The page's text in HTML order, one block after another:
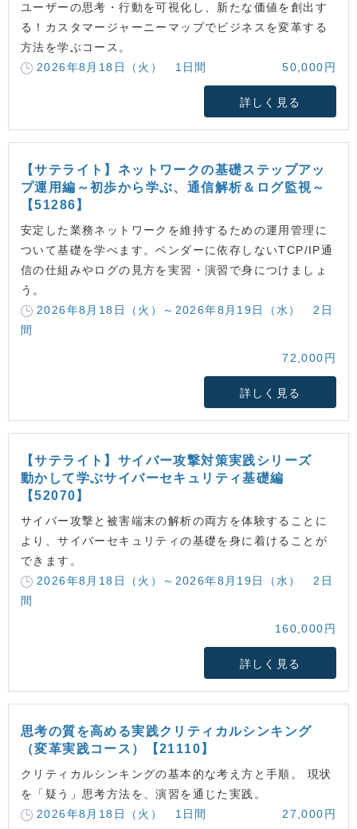
ユーザーの思考・行動を可視化し、新たな価値を創出す
る！カスタマージャーニーマップでビジネスを変革する
方法を学ぶコース。
2026年8月18日（火） 1日間
50,000円
詳しく見る
【サテライト】ネットワークの基礎ステップアッ
プ運用編～初歩から学ぶ、通信解析＆ログ監視～
【51286】
安定した業務ネットワークを維持するための運用管理に
ついて基礎を学べます。ベンダーに依存しないTCP/IP通
信の仕組みやログの見方を実習・演習で身につけましょ
う。
2026年8月18日（火）～2026年8月19日（水） 2日
間
72,000円
詳しく見る
【サテライト】サイバー攻撃対策実践シリーズ
動かして学ぶサイバーセキュリティ基礎編
【52070】
サイバー攻撃と被害端末の解析の両方を体験することに
より、サイバーセキュリティの基礎を身に着けることが
できます。
2026年8月18日（火）～2026年8月19日（水） 2日
間
160,000円
詳しく見る
思考の質を高める実践クリティカルシンキング
（変革実践コース）【21110】
クリティカルシンキングの基本的な考え方と手順。 現状
を「疑う」思考方法を、演習を通じた実践。
2026年8月18日（火） 1日間
27,000円